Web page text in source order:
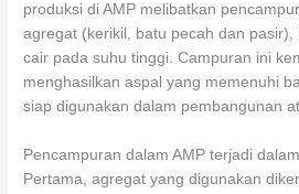
produksi di AMP melibatkan
agregat (kerikil, batu pecah dan pasir),
cair pada suhu tinggi. Campuran ini
menghasilkan aspal yang memenuhi
siap digunakan dalam pembangunan
Pencampuran dalam AMP terjadi
Pertama, agregat yang digunakan